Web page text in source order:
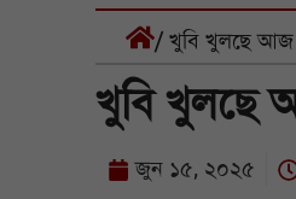
/ খুবি খুলছে আজ
খুবি খুলছে
জুন ১৫, ২০২৫